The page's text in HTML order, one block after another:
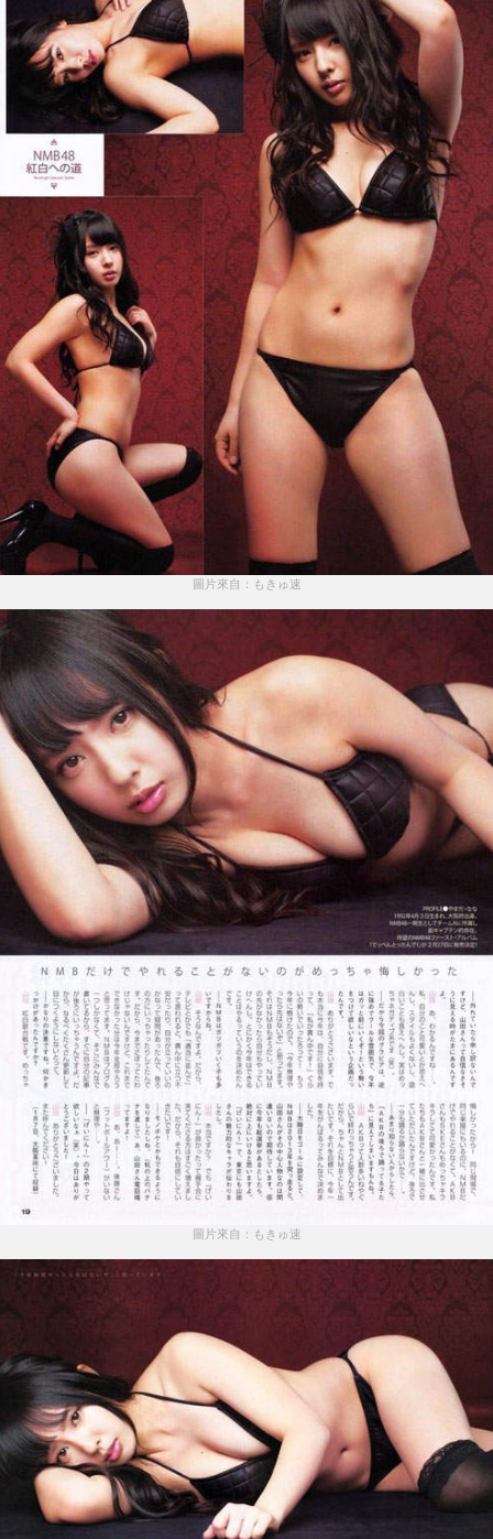
圖片來自：もきゅ速
圖片來自：もきゅ速